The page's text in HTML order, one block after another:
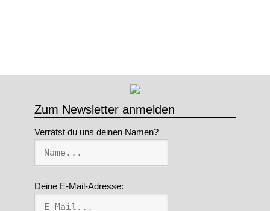
Zum Newsletter anmelden
Verrätst du uns deinen Namen?
Deine E-Mail-Adresse: